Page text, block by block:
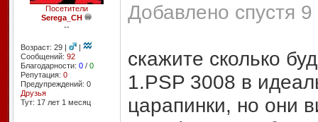
Посетители
Serega_CH
--
Возраст: 29 |
|
Сообщений: 92
Благодарности: 0/ 0
Репутация: 0
Предупреждений: 0
Друзья
Тут: 17 лет 1 месяц
Добавлено спустя
скажите сколько
1.PSP 3008 в
царапинки, но они